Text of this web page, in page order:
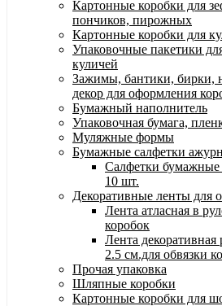
Картонные коробки для
пончиков, пирожных
Картонные коробки для
Упаковочные пакетики
куличей
Зажимы, бантики, бирки,
декор для оформления
Бумажный наполнитель
Упаковочная бумага,
Муляжные формы
Бумажные салфетки
Салфетки
10 шт.
Декоративные ленты для
Лента атласная в
коробок
Лента
2.5 см.для обвязки
Прочая упаковка
Шляпные коробки
Картонные коробки для